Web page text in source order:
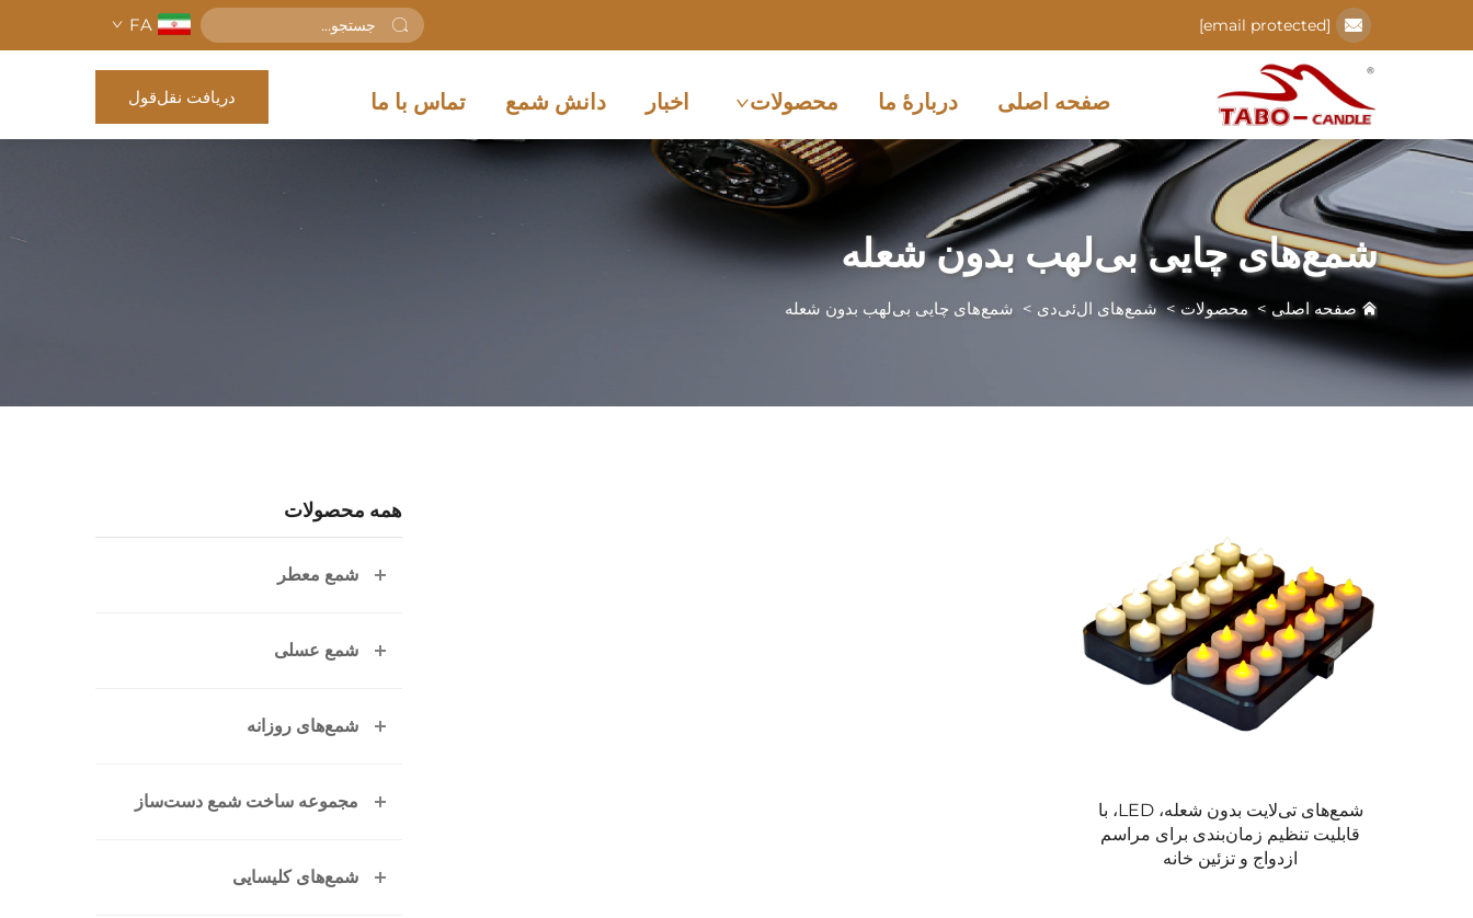
[email protected]
FA
صفحه اصلی دربارهٔ ما محصولات اخبار دانش شمع تماس با ما دریافت نقل‌قول
شمع‌های چایی بی‌لهب بدون شعله
صفحه اصلی >محصولات>شمع‌های ال‌ئی‌دی > شمع‌های چایی بی‌لهب بدون شعله
همه محصولات
شمع معطر
شمع عسلی
شمع‌های روزانه
مجموعه ساخت شمع دست‌ساز
شمع‌های کلیسایی
شمع‌های تی‌لایت بدون شعله، LED، با
قابلیت تنظیم زمان‌بندی برای مراسم
ازدواج و تزئین خانه